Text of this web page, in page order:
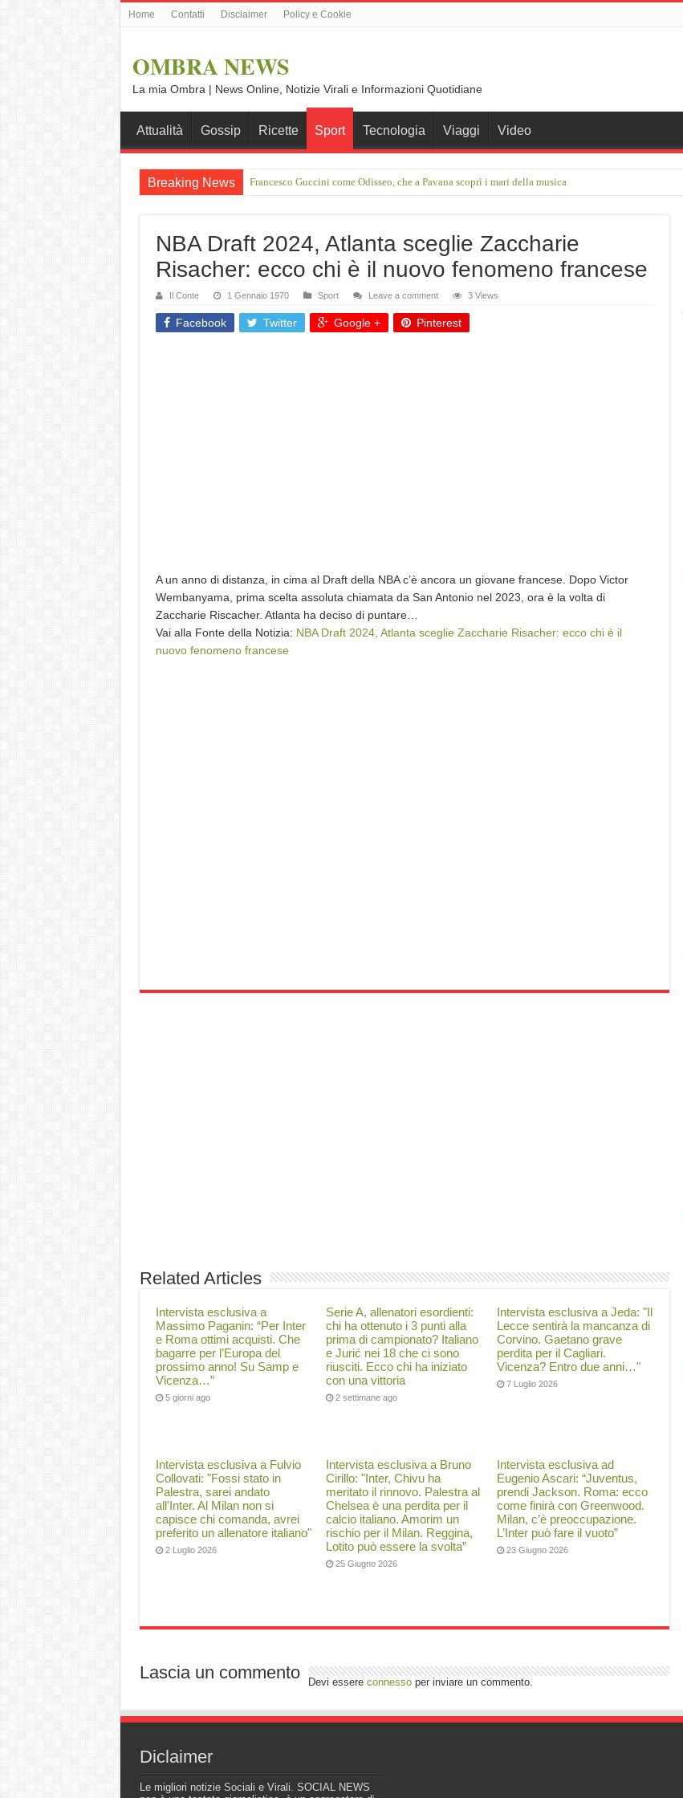
Home Contatti Disclaimer Policy e Cookie
OMBRA NEWS
La mia Ombra | News Online, Notizie Virali e Informazioni Quotidiane
Attualità Gossip Ricette Sport Tecnologia Viaggi Video
Breaking News Francesco Guccini come Odisseo, che a Pavana scoprì i mari della musica
Vince Tempera: “Il mio primo incontro con Francesco Guccini in una stalla. Ci chiamava Coniglietti”
NBA Draft 2024, Atlanta sceglie Zaccharie
Risacher: ecco chi è il nuovo fenomeno francese
Il Conte 1 Gennaio 1970 Sport Leave a comment 3 Views
Facebook Twitter Google + Pinterest
A un anno di distanza, in cima al Draft della NBA c’è ancora un giovane francese. Dopo Victor
Wembanyama, prima scelta assoluta chiamata da San Antonio nel 2023, ora è la volta di
Zaccharie Riscacher. Atlanta ha deciso di puntare…
Vai alla Fonte della Notizia: NBA Draft 2024, Atlanta sceglie Zaccharie Risacher: ecco chi è il
nuovo fenomeno francese
Related Articles
Intervista esclusiva a
Massimo Paganin: “Per Inter
e Roma ottimi acquisti. Che
bagarre per l’Europa del
prossimo anno! Su Samp e
Vicenza…”
5 giorni ago
Serie A, allenatori esordienti:
chi ha ottenuto i 3 punti alla
prima di campionato? Italiano
e Jurić nei 18 che ci sono
riusciti. Ecco chi ha iniziato
con una vittoria
2 settimane ago
Intervista esclusiva a Jeda: "Il
Lecce sentirà la mancanza di
Corvino. Gaetano grave
perdita per il Cagliari.
Vicenza? Entro due anni…"
7 Luglio 2026
Intervista esclusiva a Fulvio
Collovati: "Fossi stato in
Palestra, sarei andato
all'Inter. Al Milan non si
capisce chi comanda, avrei
preferito un allenatore italiano"
2 Luglio 2026
Intervista esclusiva a Bruno
Cirillo: "Inter, Chivu ha
meritato il rinnovo. Palestra al
Chelsea è una perdita per il
calcio italiano. Amorim un
rischio per il Milan. Reggina,
Lotito può essere la svolta”
25 Giugno 2026
Intervista esclusiva ad
Eugenio Ascari: “Juventus,
prendi Jackson. Roma: ecco
come finirà con Greenwood.
Milan, c’è preoccupazione.
L’Inter può fare il vuoto”
23 Giugno 2026
Lascia un commento Devi essere connessoper inviare un commento.
Diclaimer
Le migliori notizie Sociali e Virali. SOCIAL NEWS